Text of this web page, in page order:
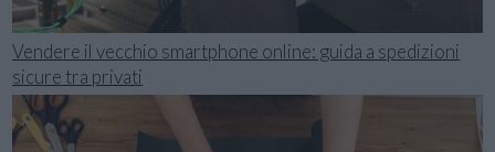
Vendere il vecchio smartphone online: guida a spedizioni
sicure tra privati